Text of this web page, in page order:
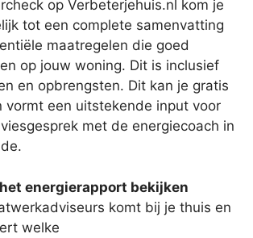
op Verbeterjehuis.nl kom je
tot een complete samenvatting
maatregelen die goed
op jouw woning. Dit is inclusief
en opbrengsten. Dit kan je gratis
vormt een uitstekende input voor
met de energiecoach in
energierapport bekijken
komt bij je thuis en
welke